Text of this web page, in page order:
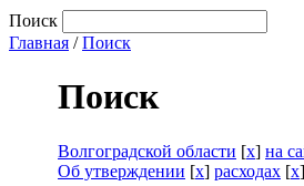
Поиск
Главная /Поиск
Поиск
Волгоградской области [x] на
Об утверждении [x] расходах [x]